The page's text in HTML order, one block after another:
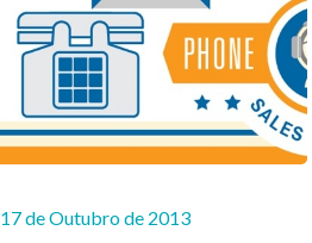
17 de Outubro de 2013